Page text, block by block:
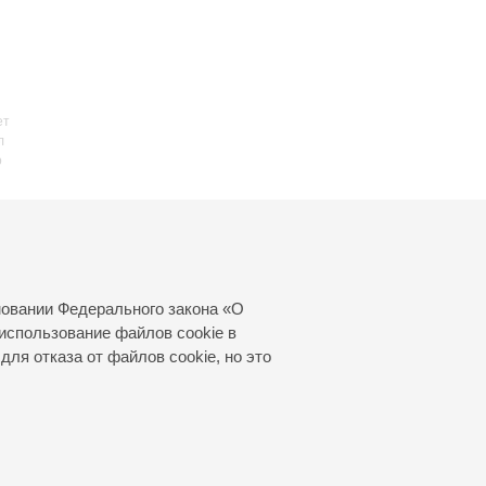
Федерального закона «О
файлов cookie в
отказа от файлов cookie, но это